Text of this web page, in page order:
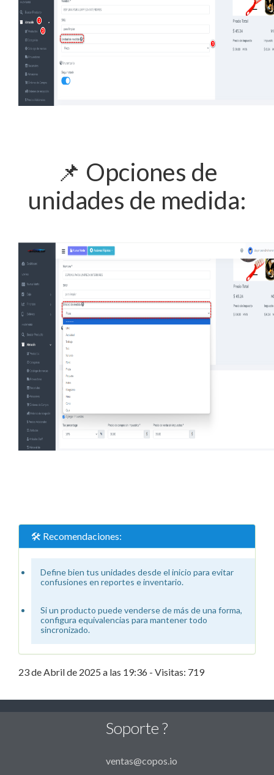
📌 Opciones de
unidades de medida:
🛠️ Recomendaciones:
Define bien tus unidades desde el inicio para evitar
confusiones en reportes e inventario.
Si un producto puede venderse de más de una forma,
configura equivalencias para mantener todo
sincronizado.
23 de Abril de 2025 a las 19:36 - Visitas: 719
Soporte ?
ventas@copos.io